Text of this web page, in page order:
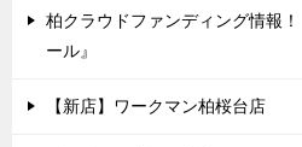
柏クラウドファンディング情報
ール』
【新店】ワークマン柏桜台店